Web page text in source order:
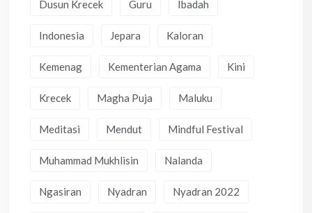
Dusun Krecek Guru Ibadah
Indonesia Jepara Kaloran
Kemenag Kementerian Agama Kini
Krecek Magha Puja Maluku
Meditasi Mendut Mindful Festival
Muhammad Mukhlisin Nalanda
Ngasiran Nyadran Nyadran 2022